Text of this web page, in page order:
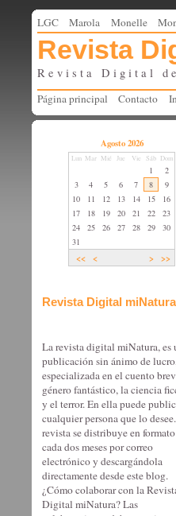
LGC Marola Monelle
Revista
Revista Digital
Página principal Contacto
Agosto 2026
Lun Mar Mié Jue Vie Sáb Dom
1
2
3
4 5 6 7 8
9
10
11 12 13 14 15
16
17
18 19 20 21 22
23
24
25 26 27 28 29
30
31
<< < > >>
Revista Digital miNatura
La revista digital miNatura, es
publicación sin ánimo de
especializada en el cuento
género fantástico, la ciencia
y el terror. En ella puede
cualquier persona que lo
revista se distribuye en
cada dos meses por correo
electrónico y descargándola
directamente desde este blog.
¿Cómo colaborar con la
Digital miNatura? Las